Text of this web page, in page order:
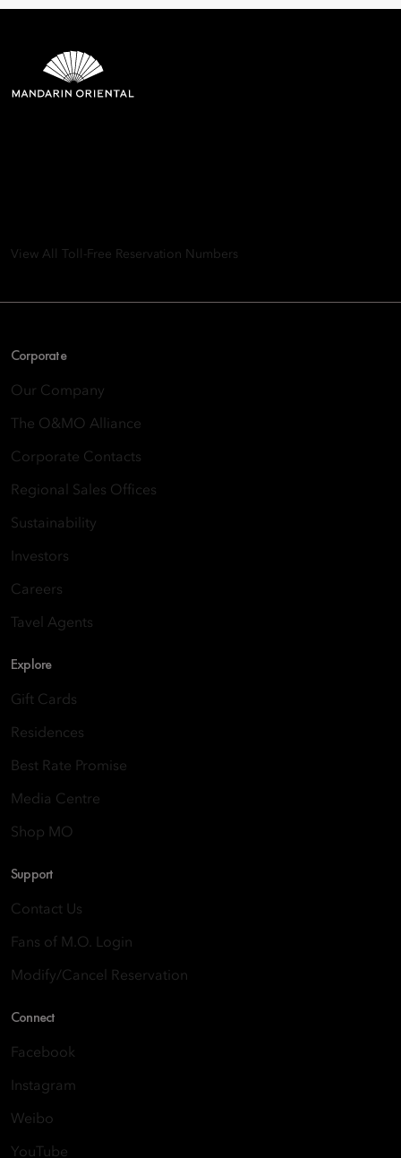
View All Toll-Free Reservation Numbers
Corporate
Our Company
The O&MO Alliance
Corporate Contacts
Regional Sales Offices
Sustainability
Investors
Careers
Tavel Agents
Explore
Gift Cards
Residences
Best Rate Promise
Media Centre
Shop MO
Support
Contact Us
Fans of M.O. Login
Modify/Cancel Reservation
Connect
Facebook
Instagram
Weibo
YouTube